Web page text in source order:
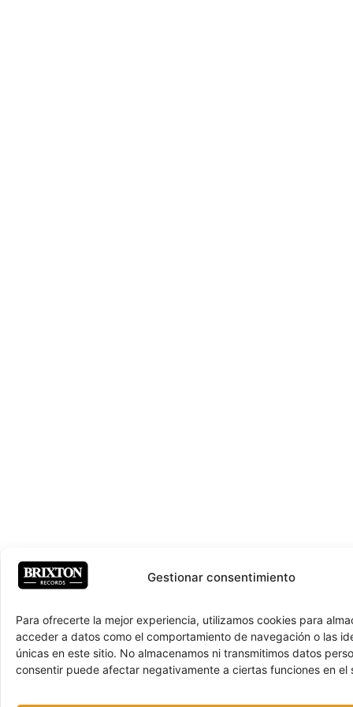
Gestionar consentimiento
Para ofrecerte la mejor experiencia, utilizamos cookies para
acceder a datos como el comportamiento de navegación o las
únicas en este sitio. No almacenamos ni transmitimos datos
consentir puede afectar negativamente a ciertas funciones en el